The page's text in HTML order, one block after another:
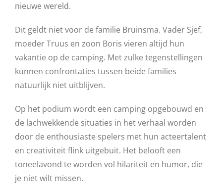
nieuwe wereld.
Dit geldt niet voor de familie Bruinsma. Vader Sjef,
moeder Truus en zoon Boris vieren altijd hun
vakantie op de camping. Met zulke tegenstellingen
kunnen confrontaties tussen beide families
natuurlijk niet uitblijven.
Op het podium wordt een camping opgebouwd en
de lachwekkende situaties in het verhaal worden
door de enthousiaste spelers met hun acteertalent
en creativiteit flink uitgebuit. Het belooft een
toneelavond te worden vol hilariteit en humor, die
je niet wilt missen.